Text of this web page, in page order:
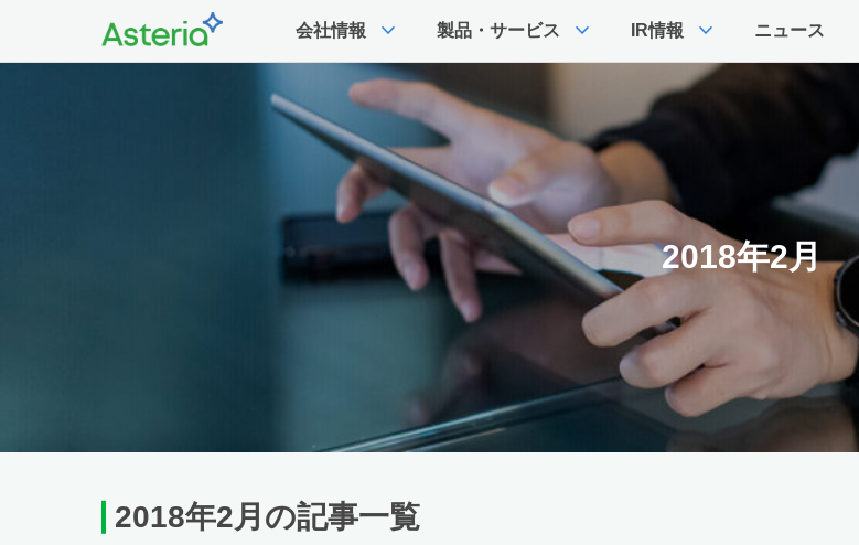
会社情報 expand_more 製品・サービス expand_more IR情報 expand_more ニュース
2018年2月
2018年2月の記事一覧